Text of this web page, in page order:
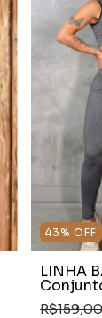
43% OFF
LINHA
Basic
R$159,00